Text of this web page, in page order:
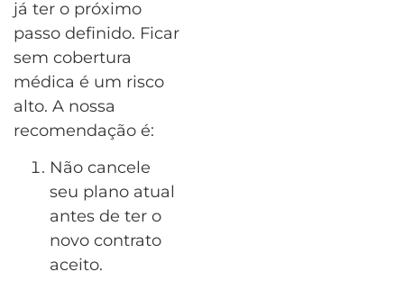
já ter o próximo
passo definido. Ficar
sem cobertura
médica é um risco
alto. A nossa
recomendação é:
Não cancele
seu plano atual
antes de ter o
novo contrato
aceito.